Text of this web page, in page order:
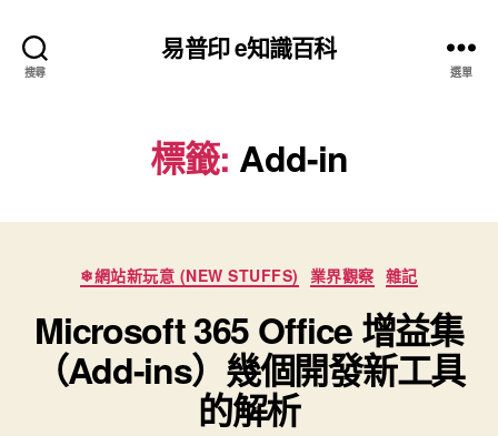
搜尋
易普印 e知識百科
選單
標籤: Add-in
分
類
❄網站新玩意 (NEW STUFFS) 業界觀察 雜記
Microsoft 365 Office 增益集
（Add-ins）幾個開發新工具
的解析